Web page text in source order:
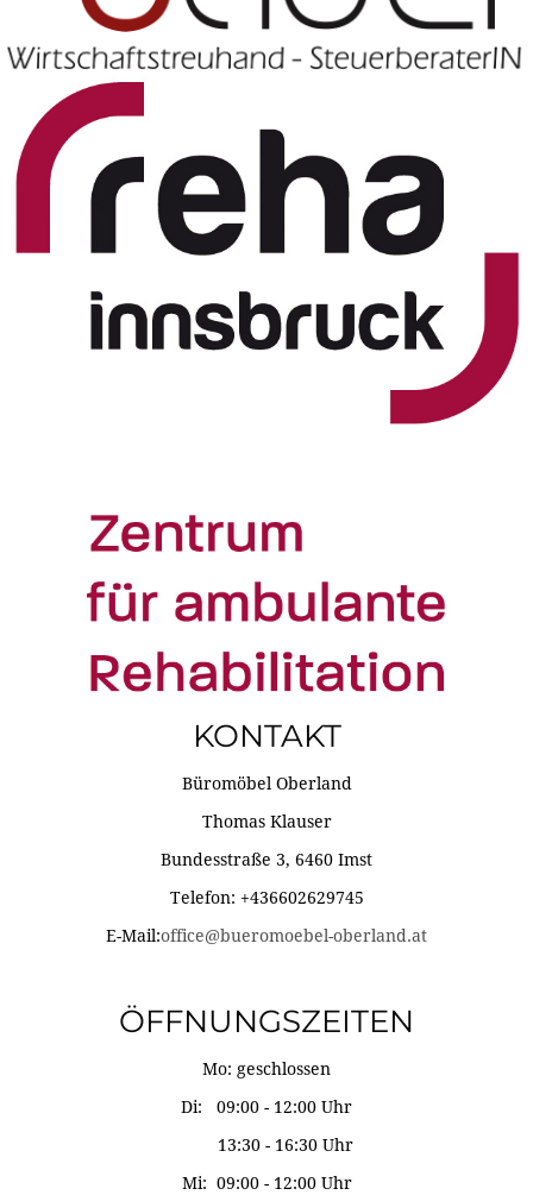
KONTAKT
Büromöbel Oberland
Thomas Klauser
Bundesstraße 3, 6460 Imst
Telefon: +436602629745
E-Mail:office@bueromoebel-oberland.at
ÖFFNUNGSZEITEN
Mo: geschlossen
Di: 09:00 - 12:00 Uhr
13:30 - 16:30 Uhr
Mi: 09:00 - 12:00 Uhr